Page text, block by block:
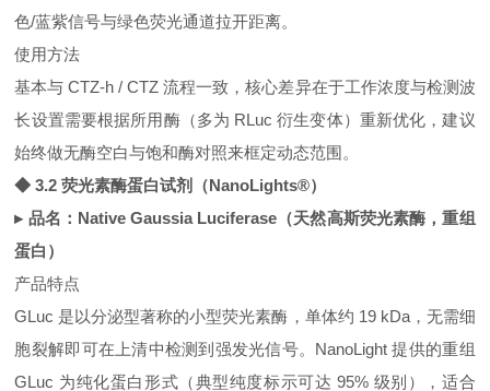
色/蓝紫信号与绿色荧光通道拉开距离。
使用方法
基本与 CTZ‑h / CTZ 流程一致，核心差异在于工作浓度与检测波
长设置需要根据所用酶（多为 RLuc 衍生变体）重新优化，建议
始终做无酶空白与饱和酶对照来框定动态范围。
◆ 3.2 荧光素酶蛋白试剂（NanoLights®）
▸ 品名：Native Gaussia Luciferase（天然高斯荧光素酶，重组
蛋白）
产品特点
GLuc 是以分泌型著称的小型荧光素酶，单体约 19 kDa，无需细
胞裂解即可在上清中检测到强发光信号。NanoLight 提供的重组
GLuc 为纯化蛋白形式（典型纯度标示可达 95% 级别），适合